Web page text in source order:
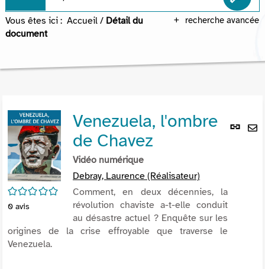
recherche avancée
Vous êtes ici : Accueil / Détail du
document
Lien
/5
0 avis
Venezuela, l'ombre
de Chavez
Vidéo numérique
Debray, Laurence (Réalisateur)
Comment, en deux décennies, la
révolution chaviste a-t-elle conduit
au désastre actuel ? Enquête sur les
origines de la crise effroyable que traverse le
Venezuela.